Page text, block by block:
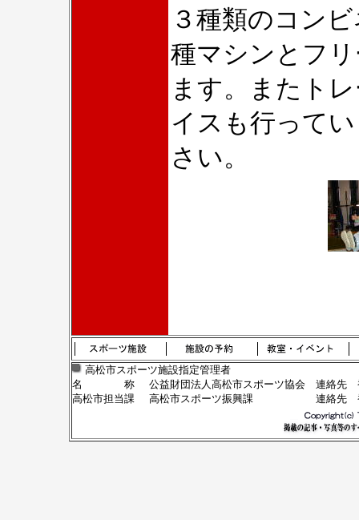
３種類のコン
種マシンとフ
ます。またト
イスも行って
さい。
高松市スポーツ施設指定管理者
名 称
公益財団法人高松市スポーツ協会
連絡先
高松市担当課
高松市スポーツ振興課 連絡先